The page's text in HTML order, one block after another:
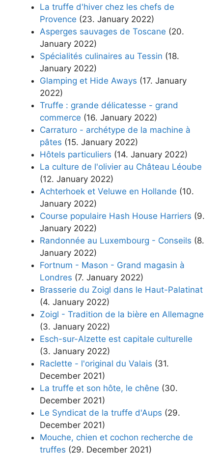
La truffe d'hiver chez les chefs de
Provence (23. January 2022)
Asperges sauvages de Toscane (20.
January 2022)
Spécialités culinaires au Tessin (18.
January 2022)
Glamping et Hide Aways (17. January
2022)
Truffe : grande délicatesse - grand
commerce (16. January 2022)
Carraturo - archétype de la machine à
pâtes (15. January 2022)
Hôtels particuliers (14. January 2022)
La culture de l'olivier au Château Léoube
(12. January 2022)
Achterhoek et Veluwe en Hollande (10.
January 2022)
Course populaire Hash House Harriers (9.
January 2022)
Randonnée au Luxembourg - Conseils (8.
January 2022)
Fortnum - Mason - Grand magasin à
Londres (7. January 2022)
Brasserie du Zoigl dans le Haut-Palatinat
(4. January 2022)
Zoigl - Tradition de la bière en Allemagne
(3. January 2022)
Esch-sur-Alzette est capitale culturelle
(3. January 2022)
Raclette - l'original du Valais (31.
December 2021)
La truffe et son hôte, le chêne (30.
December 2021)
Le Syndicat de la truffe d'Aups (29.
December 2021)
Mouche, chien et cochon recherche de
truffes (29. December 2021)